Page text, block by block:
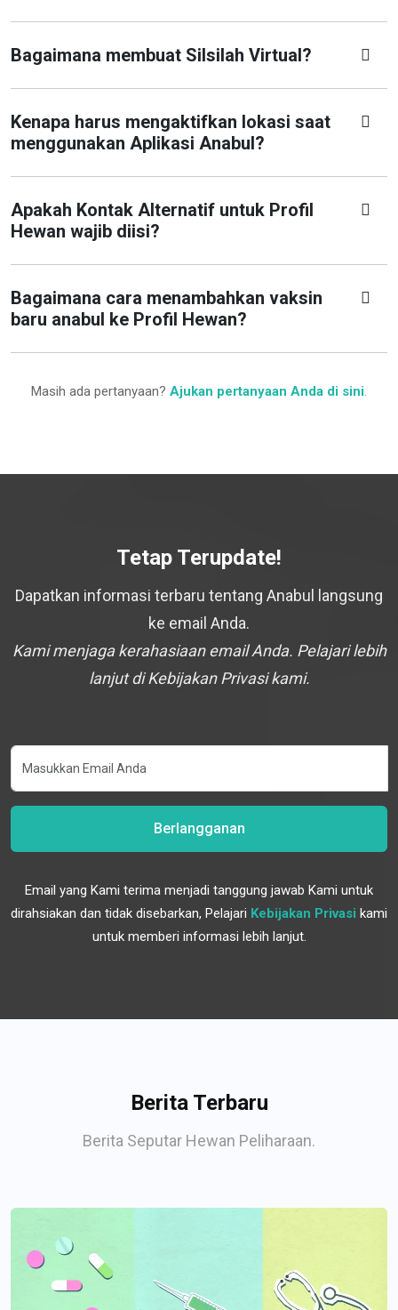
Bagaimana membuat Silsilah Virtual?
Kenapa harus mengaktifkan lokasi saat
menggunakan Aplikasi Anabul?
Apakah Kontak Alternatif untuk Profil
Hewan wajib diisi?
Bagaimana cara menambahkan vaksin
baru anabul ke Profil Hewan?
Masih ada pertanyaan? Ajukan pertanyaan Anda di sini.
Tetap Terupdate!
Dapatkan informasi terbaru tentang Anabul langsung
ke email Anda.
Kami menjaga kerahasiaan email Anda. Pelajari lebih
lanjut di Kebijakan Privasi kami.
Berlangganan
Email yang Kami terima menjadi tanggung jawab Kami untuk
dirahsiakan dan tidak disebarkan, Pelajari Kebijakan Privasi kami
untuk memberi informasi lebih lanjut.
Berita Terbaru
Berita Seputar Hewan Peliharaan.